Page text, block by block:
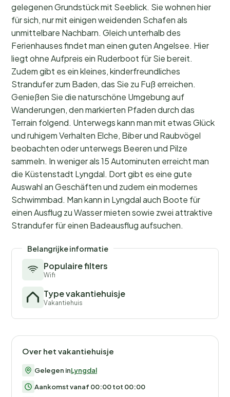
gelegenen Grundstück mit Seeblick. Sie wohnen hier
für sich, nur mit einigen weidenden Schafen als
unmittelbare Nachbarn. Gleich unterhalb des
Ferienhauses findet man einen guten Angelsee. Hier
liegt ohne Aufpreis ein Ruderboot für Sie bereit.
Zudem gibt es ein kleines, kinderfreundliches
Strandufer zum Baden, das Sie zu Fuß erreichen.
Genießen Sie die naturschöne Umgebung auf
Wanderungen, den markierten Pfaden durch das
Terrain folgend. Unterwegs kann man mit etwas Glück
und ruhigem Verhalten Elche, Biber und Raubvögel
beobachten oder unterwegs Beeren und Pilze
sammeln. In weniger als 15 Autominuten erreicht man
die Küstenstadt Lyngdal. Dort gibt es eine gute
Auswahl an Geschäften und zudem ein modernes
Schwimmbad. Man kann in Lyngdal auch Boote für
einen Ausflug zu Wasser mieten sowie zwei attraktive
Strandufer für einen Badeausflug aufsuchen.
Belangrijke informatie
Populaire filters
Wifi
Type vakantiehuisje
Vakantiehuis
Over het vakantiehuisje
Gelegen inLyngdal
Aankomst vanaf 00:00 tot 00:00